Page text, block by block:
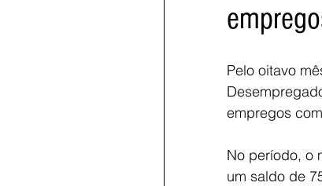
Pelo oitavo
empregos
No período, o
um saldo de